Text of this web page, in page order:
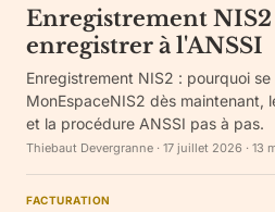
Enregistrement NIS2
enregistrer à l'ANSSI
Enregistrement NIS2 : pourquoi
MonEspaceNIS2 dès maintenant,
et la procédure ANSSI pas à pas.
Thiebaut Devergranne · 17 juillet 2026 · 13
FACTURATION